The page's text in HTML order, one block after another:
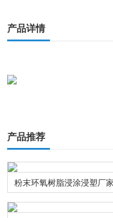
产品推荐
粉末环氧树脂浸涂浸塑厂
工
产品详情